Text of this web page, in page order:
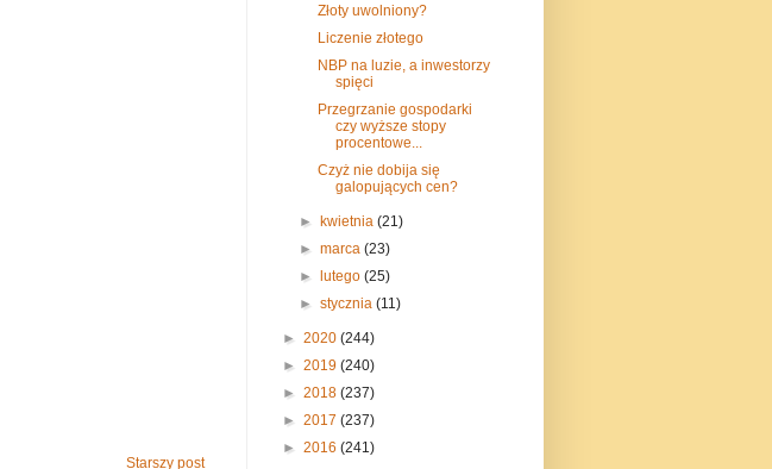
Starszy post
Złoty uwolniony?
Liczenie złotego
NBP na luzie, a inwestorzy
spięci
Przegrzanie gospodarki
czy wyższe stopy
procentowe...
Czyż nie dobija się
galopujących cen?
►kwietnia(21)
►marca(23)
►lutego(25)
►stycznia(11)
► 2020 (244)
► 2019 (240)
► 2018 (237)
► 2017 (237)
► 2016 (241)